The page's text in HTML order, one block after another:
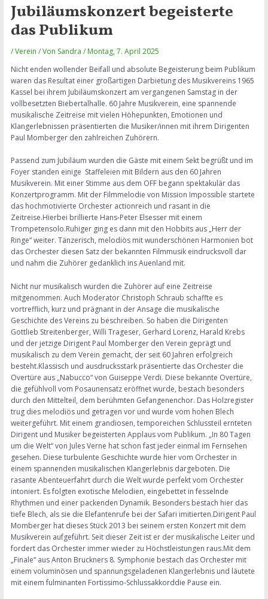
Jubiläumskonzert begeisterte
das Publikum
/Verein / Von Sandra/ Montag, 7. April 2025
Nicht enden wollender Beifall und absolute Begeisterung beim Publikum
waren das Resultat einer großartigen Darbietung des Musikvereins 1965
Kassel bei ihrem Jubiläumskonzert am vergangenen Samstag in der
vollbesetzten Biebertalhalle. 60 Jahre Musikverein, eine spannende
musikalische Zeitreise mit vielen Höhepunkten, Emotionen und
Klangerlebnissen präsentierten die Musiker/innen mit ihrem Dirigenten
Paul Momberger den zahlreichen Zuhörern.
Passend zum Jubiläum wurden die Gäste mit einem Sekt begrüßt und im
Foyer standen einige Staffeleien mit Bildern aus den 60 Jahren
Musikverein. Mit einer Stimme aus dem OFF begann spektakulär das
Konzertprogramm. Mit der Filmmelodie von Mission Impossible startete
das hochmotivierte Orchester actionreich und rasant in die
Zeitreise.Hierbei brillierte Hans-Peter Elsesser mit einem
Trompetensolo.Ruhiger ging es dann mit den Hobbits aus „Herr der
Ringe“ weiter. Tänzerisch, melodiös mit wunderschönen Harmonien bot
das Orchester diesen Satz der bekannten Filmmusik eindrucksvoll dar
und nahm die Zuhörer gedanklich ins Auenland mit.
Nicht nur musikalisch wurden die Zuhörer auf eine Zeitreise
mitgenommen. Auch Moderator Christoph Schraub schaffte es
vortrefflich, kurz und prägnant in der Ansage die musikalische
Geschichte des Vereins zu beschreiben. So haben die Dirigenten
Gottlieb Streitenberger, Willi Trageser, Gerhard Lorenz, Harald Krebs
und der jetzige Dirigent Paul Momberger den Verein geprägt und
musikalisch zu dem Verein gemacht, der seit 60 Jahren erfolgreich
besteht.Klassisch und ausdrucksstark präsentierte das Orchester die
Overtüre aus „Nabucco“ von Guiseppe Verdi. Diese bekannte Overtüre,
die gefühlvoll vom Posaunensatz eröffnet wurde, bestach besonders
durch den Mittelteil, dem berühmten Gefangenenchor. Das Holzregister
trug dies melodiös und getragen vor und wurde vom hohen Blech
weitergeführt. Mit einem grandiosen, temporeichen Schlussteil ernteten
Dirigent und Musiker begeisterten Applaus vom Publikum. „In 80 Tagen
um die Welt“ von Jules Verne hat schon fast jeder einmal im Fernsehen
gesehen. Diese turbulente Geschichte wurde hier vom Orchester in
einem spannenden musikalischen Klangerlebnis dargeboten. Die
rasante Abenteuerfahrt durch die Welt wurde perfekt vom Orchester
intoniert. Es folgten exotische Melodien, eingebettet in fesselnde
Rhythmen und einer packenden Dynamik. Besonders bestach hier das
tiefe Blech, als sie die Elefantenrufe bei der Safari imitierten.Dirigent Paul
Momberger hat dieses Stück 2013 bei seinem ersten Konzert mit dem
Musikverein aufgeführt. Seit dieser Zeit ist er der musikalische Leiter und
fordert das Orchester immer wieder zu Höchstleistungen raus.Mit dem
„Finale“ aus Anton Bruckners 8. Symphonie bestach das Orchester mit
einem voluminösen und spannungsgeladenen Klangerlebnis und läutete
mit einem fulminanten Fortissimo-Schlussakkorddie Pause ein.